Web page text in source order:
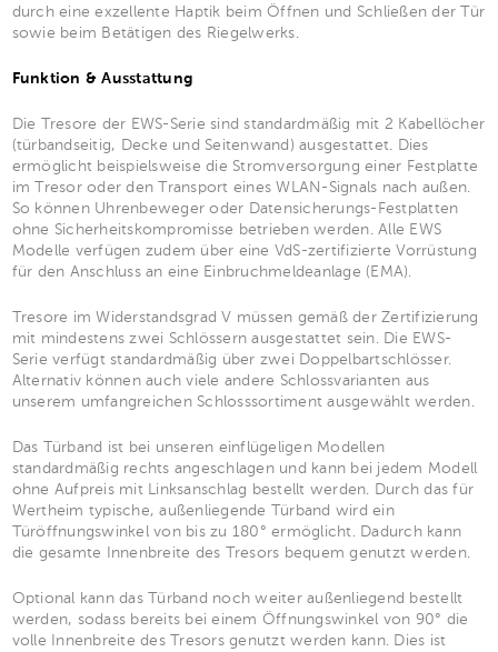
durch eine exzellente Haptik beim Öffnen und Schließen der Tür
sowie beim Betätigen des Riegelwerks.
Funktion & Ausstattung
Die Tresore der EWS-Serie sind standardmäßig mit 2 Kabellöcher
(türbandseitig, Decke und Seitenwand) ausgestattet. Dies
ermöglicht beispielsweise die Stromversorgung einer Festplatte
im Tresor oder den Transport eines WLAN-Signals nach außen.
So können Uhrenbeweger oder Datensicherungs-Festplatten
ohne Sicherheitskompromisse betrieben werden. Alle EWS
Modelle verfügen zudem über eine VdS-zertifizierte Vorrüstung
für den Anschluss an eine Einbruchmeldeanlage (EMA).
Tresore im Widerstandsgrad V müssen gemäß der Zertifizierung
mit mindestens zwei Schlössern ausgestattet sein. Die EWS-
Serie verfügt standardmäßig über zwei Doppelbartschlösser.
Alternativ können auch viele andere Schlossvarianten aus
unserem umfangreichen Schlosssortiment ausgewählt werden.
Das Türband ist bei unseren einflügeligen Modellen
standardmäßig rechts angeschlagen und kann bei jedem Modell
ohne Aufpreis mit Linksanschlag bestellt werden. Durch das für
Wertheim typische, außenliegende Türband wird ein
Türöffnungswinkel von bis zu 180° ermöglicht. Dadurch kann
die gesamte Innenbreite des Tresors bequem genutzt werden.
Optional kann das Türband noch weiter außenliegend bestellt
werden, sodass bereits bei einem Öffnungswinkel von 90° die
volle Innenbreite des Tresors genutzt werden kann. Dies ist